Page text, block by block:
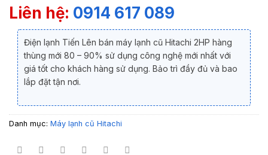
Liên hệ: 0914 617 089
Điện lạnh Tiến Lên bán máy lạnh cũ Hitachi 2HP hàng
thùng mới 80 – 90% sử dụng công nghệ mới nhất với
giá tốt cho khách hàng sử dụng. Bảo trì đầy đủ và bao
lắp đặt tận nơi.
Danh mục: Máy lạnh cũ Hitachi